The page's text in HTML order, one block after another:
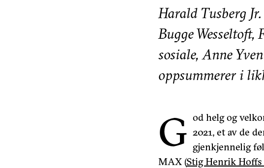
Harald Tusberg
Bugge
sosiale, Anne
oppsummerer i
G od helg og
2021, et av de
gjenkjennelig
MAX (Stig Henrik